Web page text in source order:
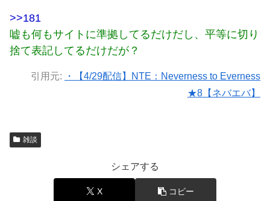
>>181
嘘も何もサイトに準拠してるだけだし、平等に切り
捨て表記してるだけだが？
引用元:
・【4/29配信】NTE：Neverness to Everness
★8【ネバエバ】
雑談
シェアする
X コピー